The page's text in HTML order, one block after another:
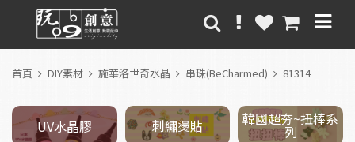
首頁 DIY素材 施華洛世奇水晶 串珠(BeCharmed) 81314
UV水晶膠 刺繡燙貼 韓國超夯~扭棒系
列